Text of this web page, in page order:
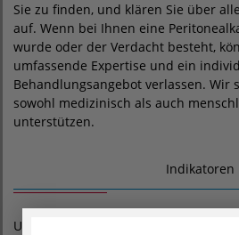
Sie zu finden, und klären Sie über
auf. Wenn bei Ihnen eine
wurde oder der Verdacht besteht,
umfassende Expertise und ein
Behandlungsangebot verlassen. Wir
sowohl medizinisch als auch
unterstützen.
Indikatoren
Unterschiedliche Tumorarten können